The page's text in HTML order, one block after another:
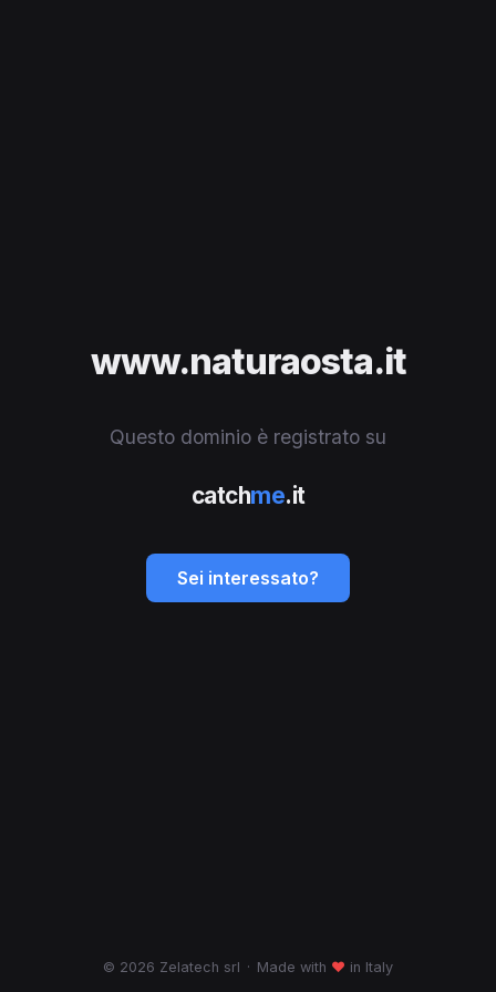
www.naturaosta.it
Questo dominio è registrato su
catchme.it
Sei interessato?
© 2026 Zelatech srl · Made with ♥ in Italy